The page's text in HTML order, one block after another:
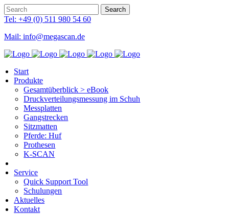
Tel: +49 (0) 511 980 54 60
Mail: info@megascan.de
Start
Produkte
Gesamtüberblick > eBook
Druckverteilungsmessung im Schuh
Messplatten
Gangstrecken
Sitzmatten
Pferde: Huf
Prothesen
K-SCAN
Service
Quick Support Tool
Schulungen
Aktuelles
Kontakt